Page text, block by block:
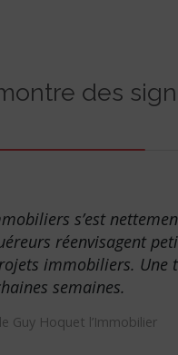
des
s’est
réenvisagent
immobiliers. Une
semaines.
Guy Hoquet l’Immobilier